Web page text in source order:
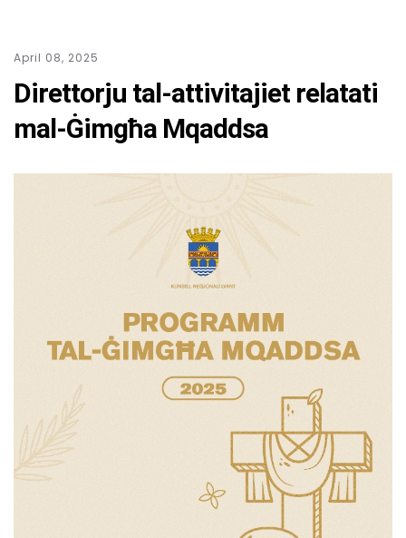
April 08, 2025
Direttorju tal-attivitajiet relatati
mal-Ġimgħa Mqaddsa